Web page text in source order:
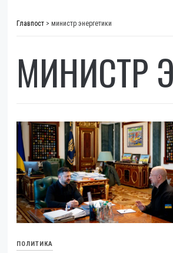
Главпост > министр энергетики
МИНИСТР
ПОЛИТИКА